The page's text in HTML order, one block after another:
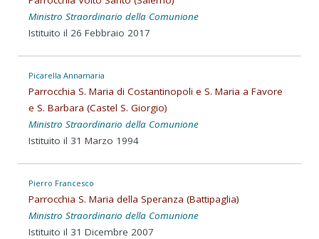
Ministro Straordinario della Comunione
Istituito il 26 Febbraio 2017
Picarella Annamaria
Parrocchia S. Maria di Costantinopoli e S. Maria a Favore
e S. Barbara (Castel S. Giorgio)
Ministro Straordinario della Comunione
Istituito il 31 Marzo 1994
Pierro Francesco
Parrocchia S. Maria della Speranza (Battipaglia)
Ministro Straordinario della Comunione
Istituito il 31 Dicembre 2007